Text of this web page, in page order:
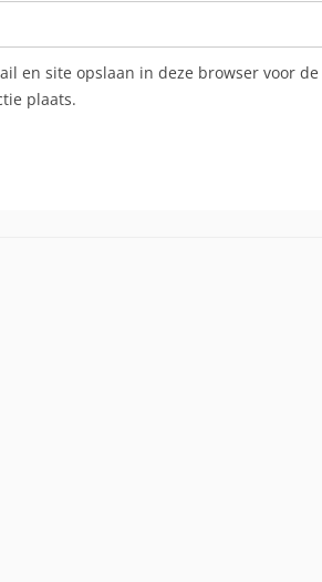
en site opslaan in deze browser voor
plaats.